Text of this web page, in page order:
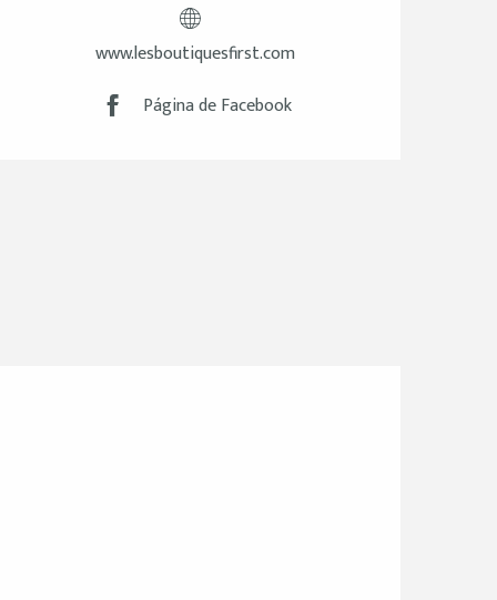
www.lesboutiquesfirst.com
Página de Facebook